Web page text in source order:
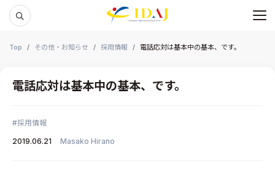
メ
Top その他・お知らせ 採用情報 電話応対は基本中の基本、です。
電話応対は基本中の基本、です。
採用情報
2019.06.21
Masako Hirano